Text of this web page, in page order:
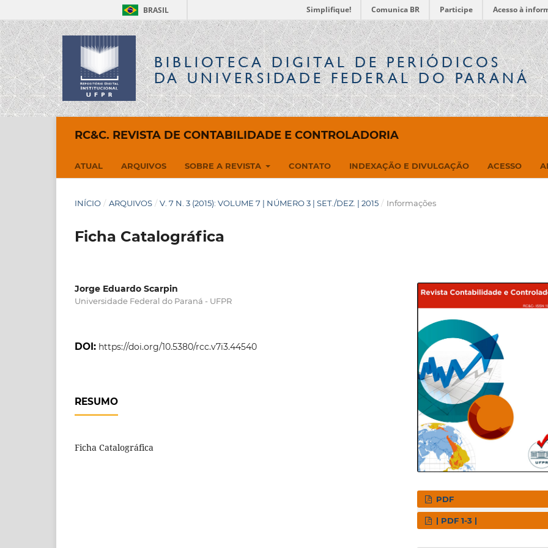
BRASIL Simplifique! Comunica BR Participe Acesso à
BIBLIOTECA DIGITALDE PERIÓDICOS
DA UNIVERSIDADE FEDERAL DO PARANÁ
RC&C. REVISTA DE CONTABILIDADE E CONTROLADORIA
ATUAL ARQUIVOS SOBRE A REVISTA CONTATO INDEXAÇÃO E DIVULGAÇÃO ACESSO
INÍCIO / ARQUIVOS / V. 7 N. 3 (2015): VOLUME 7 | NÚMERO 3 | SET./DEZ. | 2015 / Informações
Ficha Catalográfica
Jorge Eduardo Scarpin
Universidade Federal do Paraná - UFPR
DOI: https://doi.org/10.5380/rcc.v7i3.44540
RESUMO
Ficha Catalográfica
PDF
| PDF 1-3 |